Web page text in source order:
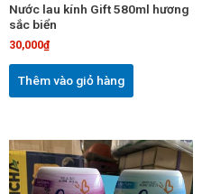
Nước lau kính Gift 580ml hương
sắc biển
30,000₫
Thêm vào giỏ hàng